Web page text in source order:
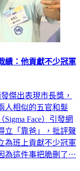
績：他貢獻不少冠軍
傑出表現市長獎，
人相似的五官和髮
Face）引發網
立「靠爸」，批評聲
為班上貢獻不少冠軍
為這件事把脆刪了⋯